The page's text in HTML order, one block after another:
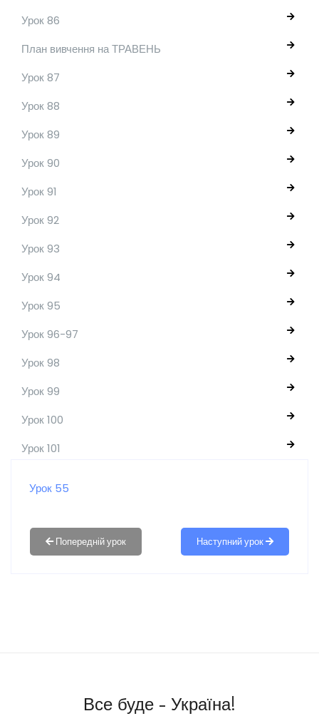
Урок 86
План вивчення на ТРАВЕНЬ
Урок 87
Урок 88
Урок 89
Урок 90
Урок 91
Урок 92
Урок 93
Урок 94
Урок 95
Урок 96-97
Урок 98
Урок 99
Урок 100
Урок 101
Урок 55
Наступний урок
Все буде - Україна!